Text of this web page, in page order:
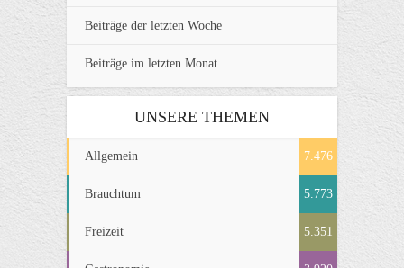
Beiträge der letzten Woche
Beiträge im letzten Monat
UNSERE THEMEN
Allgemein 7.476
Brauchtum 5.773
Freizeit 5.351